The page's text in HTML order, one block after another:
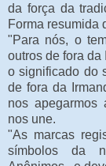
da força da
Forma resumida
"Para nós, o
outros de fora da
o significado do
de fora da
nos apegarmos
nos une.
"As marcas
símbolos da